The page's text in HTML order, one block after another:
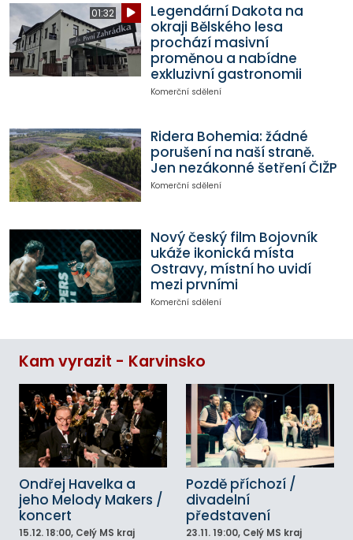
01:32
Legendární Dakota na
okraji Bělského lesa
prochází masivní
proměnou a nabídne
exkluzivní gastronomii
Komerční sdělení
Ridera Bohemia: žádné
porušení na naší straně.
Jen nezákonné šetření ČIŽP
Komerční sdělení
Nový český film Bojovník
ukáže ikonická místa
Ostravy, místní ho uvidí
mezi prvními
Komerční sdělení
Kam vyrazit - Karvinsko
Ondřej Havelka a
jeho Melody Makers /
koncert
15.12. 18:00, Celý MS kraj
Pozdě příchozí /
divadelní
představení
23.11. 19:00, Celý MS kraj